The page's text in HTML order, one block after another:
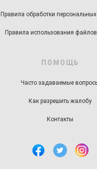
Правила обработки
Правила использования
ПОМОЩЬ
Часто задаваемые
Как разрешить жалобу
Контакты